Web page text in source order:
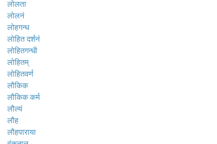
लोलता
लोलनं
लोहगन्ध
लोहित दर्शनं
लोहितगन्धी
लोहितम्
लोहितवर्ण
लौकिक
लौकिक कर्म
लौल्यं
लौह
लौहपाराया